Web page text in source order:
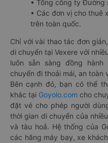
• Tổng công ty Đường
• Các đơn vị cho thuê
trên toàn quốc.
Chỉ với vài thao tác đơn
di chuyển tại Vexere với
luôn sẵn sàng đồng
chuyến đi thoải mái, an toàn
Bên cạnh đó, bạn có thể
khác tại Goyolo.com cho
đặt vé cho phép người
thời gian di chuyển của
và tàu hoả. Hệ thống của
các hãng máy bay, xe